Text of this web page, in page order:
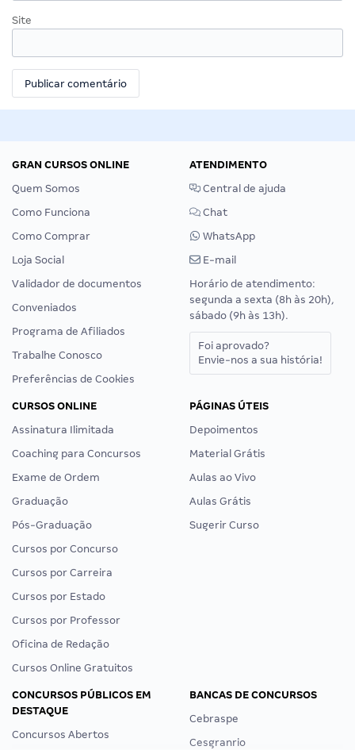
Site
GRAN CURSOS ONLINE
Quem Somos
Como Funciona
Como Comprar
Loja Social
Validador de documentos
Conveniados
Programa de Afiliados
Trabalhe Conosco
Preferências de Cookies
ATENDIMENTO
Central de ajuda
Chat
WhatsApp
E-mail
Horário de atendimento:
segunda a sexta (8h às 20h),
sábado (9h às 13h).
Foi aprovado?
Envie-nos a sua história!
CURSOS ONLINE
Assinatura Ilimitada
Coaching para Concursos
Exame de Ordem
Graduação
Pós-Graduação
Cursos por Concurso
Cursos por Carreira
Cursos por Estado
Cursos por Professor
Oficina de Redação
Cursos Online Gratuitos
PÁGINAS ÚTEIS
Depoimentos
Material Grátis
Aulas ao Vivo
Aulas Grátis
Sugerir Curso
CONCURSOS PÚBLICOS EM
DESTAQUE
Concursos Abertos
BANCAS DE CONCURSOS
Cebraspe
Cesgranrio